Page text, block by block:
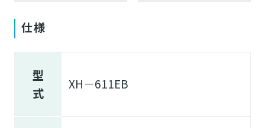
仕様
型
式
XH－611EB